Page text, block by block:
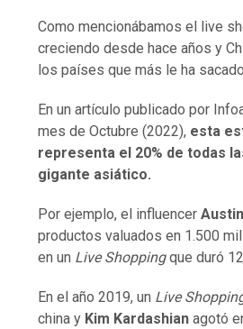
Como mencionábamos el live
creciendo desde hace años y
los países que más le ha
En un artículo publicado por
mes de Octubre (2022), esta
representa el 20% de todas
gigante asiático.
Por ejemplo, el influencer
productos valuados en 1.500
en un Live Shoppingque duró
En el año 2019, un Live
china y Kim Kardashianagotó